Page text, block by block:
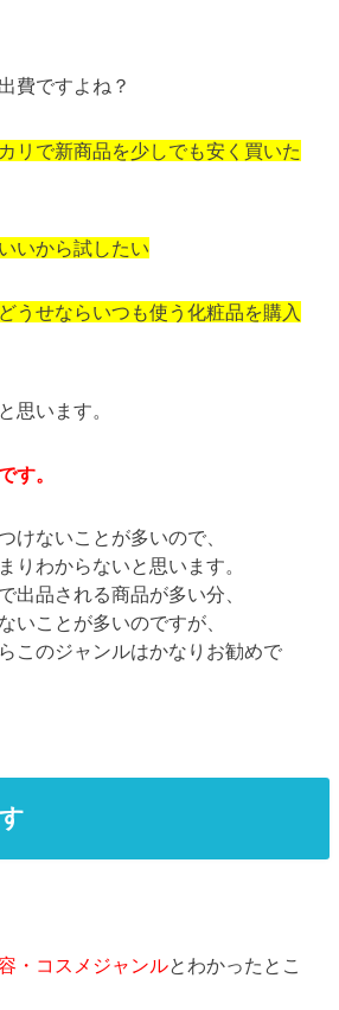
費ですよね？
リで新商品を少しでも安く買いた
いから試したい
うせならいつも使う化粧品を購入
思います。
す。
けないことが多いので、
りわからないと思います。
出品される商品が多い分、
いことが多いのですが、
このジャンルはかなりお勧めで
・コスメジャンルとわかったとこ